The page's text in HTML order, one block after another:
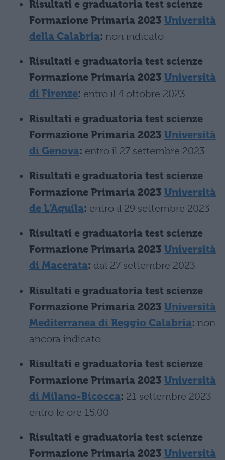
Risultati e graduatoria test scienze
Formazione Primaria 2023 Università
della Calabria: non indicato
Risultati e graduatoria test scienze
Formazione Primaria 2023 Università
di Firenze: entro il 4 ottobre 2023
Risultati e graduatoria test scienze
Formazione Primaria 2023 Università
di Genova: entro il 27 settembre 2023
Risultati e graduatoria test scienze
Formazione Primaria 2023 Università
de L’Aquila: entro il 29 settembre 2023
Risultati e graduatoria test scienze
Formazione Primaria 2023 Università
di Macerata: dal 27 settembre 2023
Risultati e graduatoria test scienze
Formazione Primaria 2023 Università
Mediterranea di Reggio Calabria: non
ancora indicato
Risultati e graduatoria test scienze
Formazione Primaria 2023 Università
di Milano-Bicocca: 21 settembre 2023
entro le ore 15.00
Risultati e graduatoria test scienze
Formazione Primaria 2023 Università